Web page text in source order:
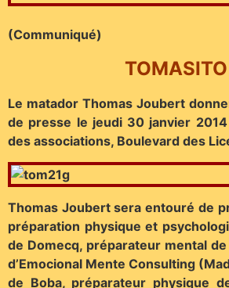
(Communiqué)
TOMASITO
Le matador Thomas Joubert
de presse le jeudi 30 janvier
des associations, Boulevard des
Thomas Joubert sera entouré de
préparation physique et
de Domecq, préparateur mental
d’Emocional Mente Consulting
de Boba, préparateur physique